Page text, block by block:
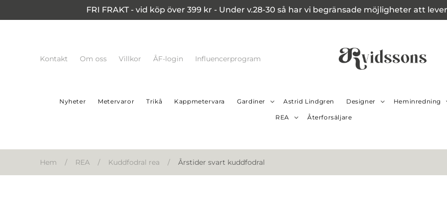
FRI FRAKT - vid köp över 399 kr - Under v.28-30 så har vi begränsade möjligheter att
Kontakt Om oss Villkor ÅF-login Influencerprogram
Nyheter Metervaror Trikå Kappmetervara Gardiner Astrid Lindgren Designer Heminredning
REA Återforsäljare
Hem / REA / Kuddfodral rea / Årstider svart kuddfodral